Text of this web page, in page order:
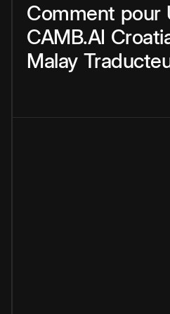
Comment pour
CAMB.AI
Malay